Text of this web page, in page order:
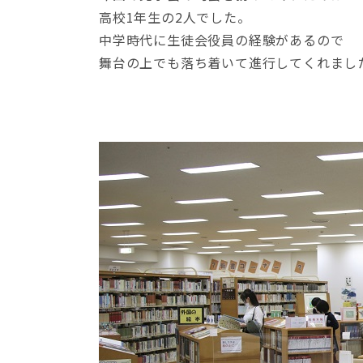
高校1年生の2人でした。
中学時代に生徒会役員の経験があるので
舞台の上でも落ち着いて進行してくれまし